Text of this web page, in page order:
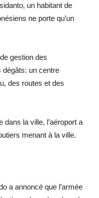
un habitant de
ne porte qu’un
gestion des
dégâts: un centre
des routes et des
dans la ville, l’aéroport a
menant à la ville.
a annoncé que l’armée